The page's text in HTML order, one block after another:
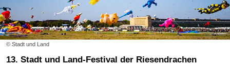
© Stadt und Land
13. Stadt und Land-Festival der Riesendrachen